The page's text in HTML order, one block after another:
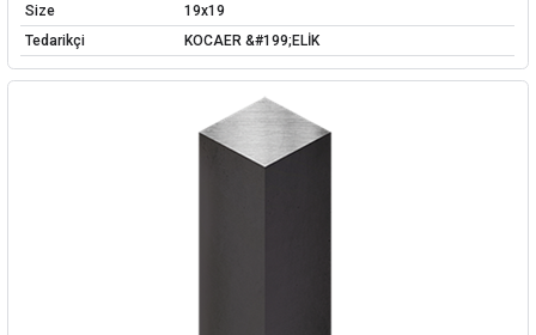
Size
19x19
Tedarikçi
KOCAER &#199;ELİK